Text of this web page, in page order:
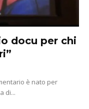
docu per chi
è nato per
di...